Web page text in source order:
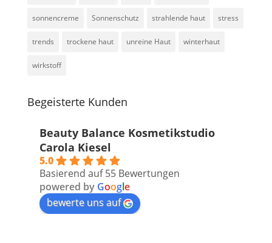
sonnencreme Sonnenschutz strahlende haut stress
trends trockene haut unreine Haut winterhaut
wirkstoff
Begeisterte Kunden
Beauty Balance Kosmetikstudio
Carola Kiesel
5.0
Basierend auf 55 Bewertungen
powered by Google
bewerte uns auf